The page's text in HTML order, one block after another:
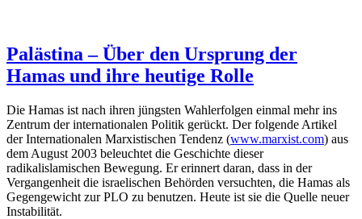
Palästina – Über den Ursprung der
Hamas und ihre heutige Rolle
Die Hamas ist nach ihren jüngsten Wahlerfolgen einmal mehr ins
Zentrum der internationalen Politik gerückt. Der folgende Artikel
der Internationalen Marxistischen Tendenz (www.marxist.com) aus
dem August 2003 beleuchtet die Geschichte dieser
radikalislamischen Bewegung. Er erinnert daran, dass in der
Vergangenheit die israelischen Behörden versuchten, die Hamas als
Gegengewicht zur PLO zu benutzen. Heute ist sie die Quelle neuer
Instabilität.